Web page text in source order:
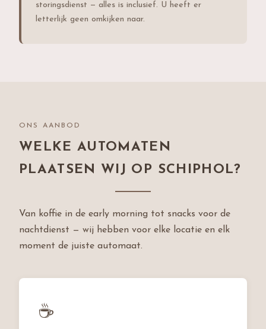
storingsdienst — alles is inclusief. U heeft er
letterlijk geen omkijken naar.
ONS AANBOD
WELKE AUTOMATEN
PLAATSEN WIJ OP SCHIPHOL?
Van koffie in de early morning tot snacks voor de
nachtdienst — wij hebben voor elke locatie en elk
moment de juiste automaat.
☕